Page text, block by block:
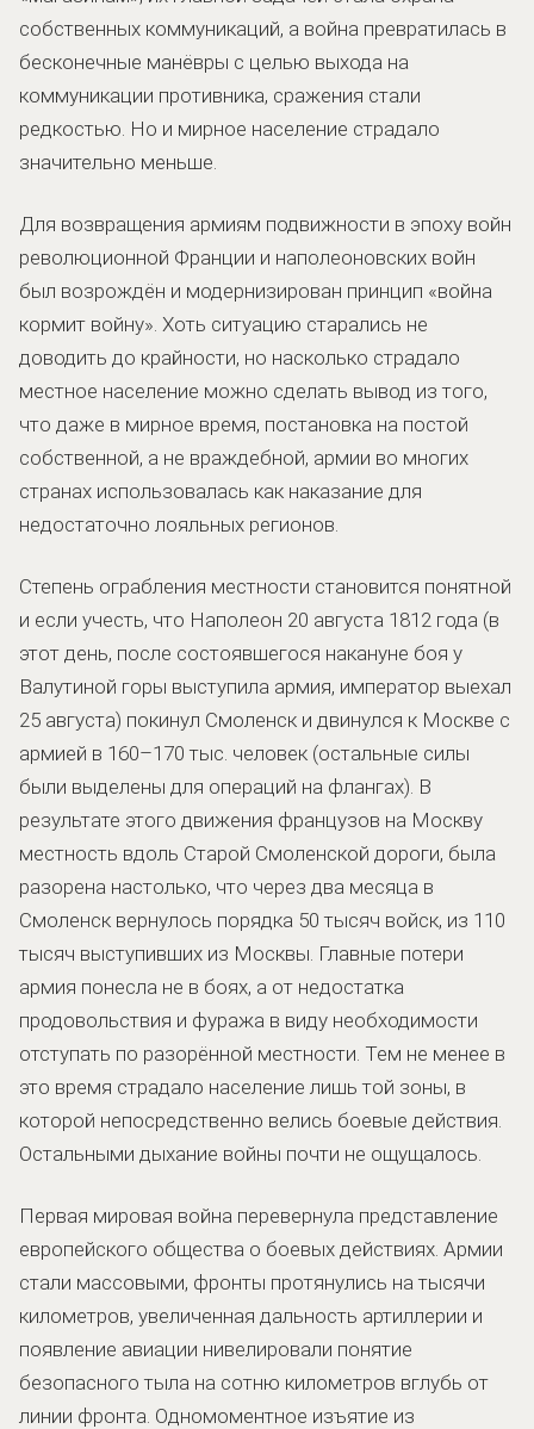
собственных коммуникаций, а война превратилась в
бесконечные манёвры с целью выхода на
коммуникации противника, сражения стали
редкостью. Но и мирное население страдало
значительно меньше.
Для возвращения армиям подвижности в эпоху войн
революционной Франции и наполеоновских войн
был возрождён и модернизирован принцип «война
кормит войну». Хоть ситуацию старались не
доводить до крайности, но насколько страдало
местное население можно сделать вывод из того,
что даже в мирное время, постановка на постой
собственной, а не враждебной, армии во многих
странах использовалась как наказание для
недостаточно лояльных регионов.
Степень ограбления местности становится понятной
и если учесть, что Наполеон 20 августа 1812 года (в
этот день, после состоявшегося накануне боя у
Валутиной горы выступила армия, император выехал
25 августа) покинул Смоленск и двинулся к Москве с
армией в 160–170 тыс. человек (остальные силы
были выделены для операций на флангах). В
результате этого движения французов на Москву
местность вдоль Старой Смоленской дороги, была
разорена настолько, что через два месяца в
Смоленск вернулось порядка 50 тысяч войск, из 110
тысяч выступивших из Москвы. Главные потери
армия понесла не в боях, а от недостатка
продовольствия и фуража в виду необходимости
отступать по разорённой местности. Тем не менее в
это время страдало население лишь той зоны, в
которой непосредственно велись боевые действия.
Остальными дыхание войны почти не ощущалось.
Первая мировая война перевернула представление
европейского общества о боевых действиях. Армии
стали массовыми, фронты протянулись на тысячи
километров, увеличенная дальность артиллерии и
появление авиации нивелировали понятие
безопасного тыла на сотню километров вглубь от
линии фронта. Одномоментное изъятие из